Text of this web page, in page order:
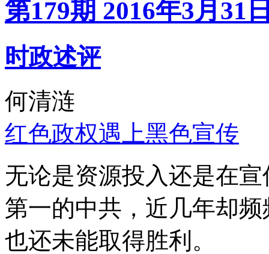
第179期 2016年3月31
时政述评
何清涟
红色政权遇上黑色宣传
无论是资源投入还是在
第一的中共，近几年却
也还未能取得胜利。